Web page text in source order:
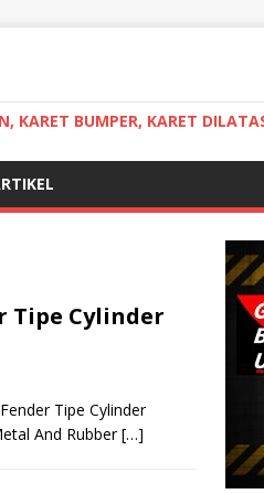
KARET BUMPER, KARET
Tipe Cylinder
Tipe Cylinder
And Rubber[…]